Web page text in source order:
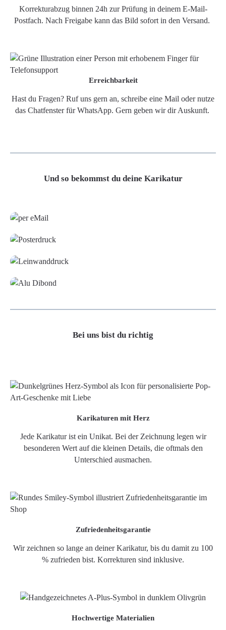
Korrekturabzug binnen 24h zur Prüfung in deinem E-Mail-
Postfach. Nach Freigabe kann das Bild sofort in den Versand.
Erreichbarkeit
Hast du Fragen? Ruf uns gern an, schreibe eine Mail oder nutze
das Chatfenster für WhatsApp. Gern geben wir dir Auskunft.
Und so bekommst du deine Karikatur
Bei uns bist du richtig
Karikaturen mit Herz
Jede Karikatur ist ein Unikat. Bei der Zeichnung legen wir
besonderen Wert auf die kleinen Details, die oftmals den
Unterschied ausmachen.
Zufriedenheitsgarantie
Wir zeichnen so lange an deiner Karikatur, bis du damit zu 100
% zufrieden bist. Korrekturen sind inklusive.
Hochwertige Materialien